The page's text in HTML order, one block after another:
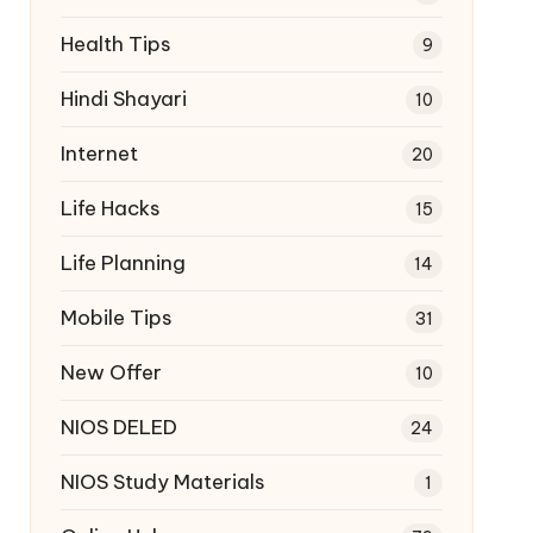
Health Tips 9
Hindi Shayari 10
Internet 20
Life Hacks 15
Life Planning 14
Mobile Tips 31
New Offer 10
NIOS DELED 24
NIOS Study Materials 1